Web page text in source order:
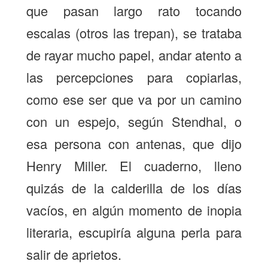
que pasan largo rato tocando
escalas (otros las trepan), se trataba
de rayar mucho papel, andar atento a
las percepciones para copiarlas,
como ese ser que va por un camino
con un espejo, según Stendhal, o
esa persona con antenas, que dijo
Henry Miller. El cuaderno, lleno
quizás de la calderilla de los días
vacíos, en algún momento de inopia
literaria, escupiría alguna perla para
salir de aprietos.